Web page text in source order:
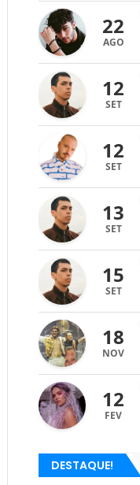
22
AGO
12
SET
12
SET
13
SET
15
SET
18
NOV
12
FEV
DESTAQUE!